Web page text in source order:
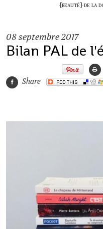
{beauté} de la
08septembre 2017
Bilan PAL de
Share